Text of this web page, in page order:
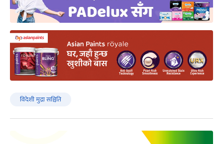
विदेशी मुद्रा सञ्चिति